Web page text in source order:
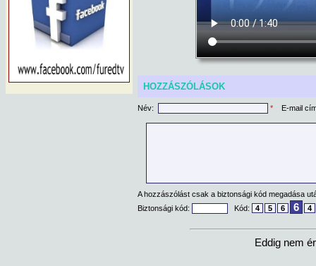
HOZZÁSZÓLÁSOK
Név: * E-mail
A hozzászólást csak a biztonsági kód megadása
Biztonsági kód:
Kód: 4 5 6 6 4
Eddig nem